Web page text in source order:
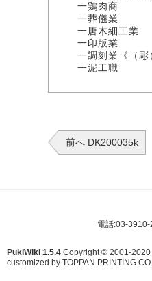
一鶏肉商
一葬儀
一唐木
一印版
一調刻業
一泥工
前へ DK200035k
電話:03-
PukiWiki 1.5.4 Copyright © 2001-2020
customized by TOPPAN PRINTING